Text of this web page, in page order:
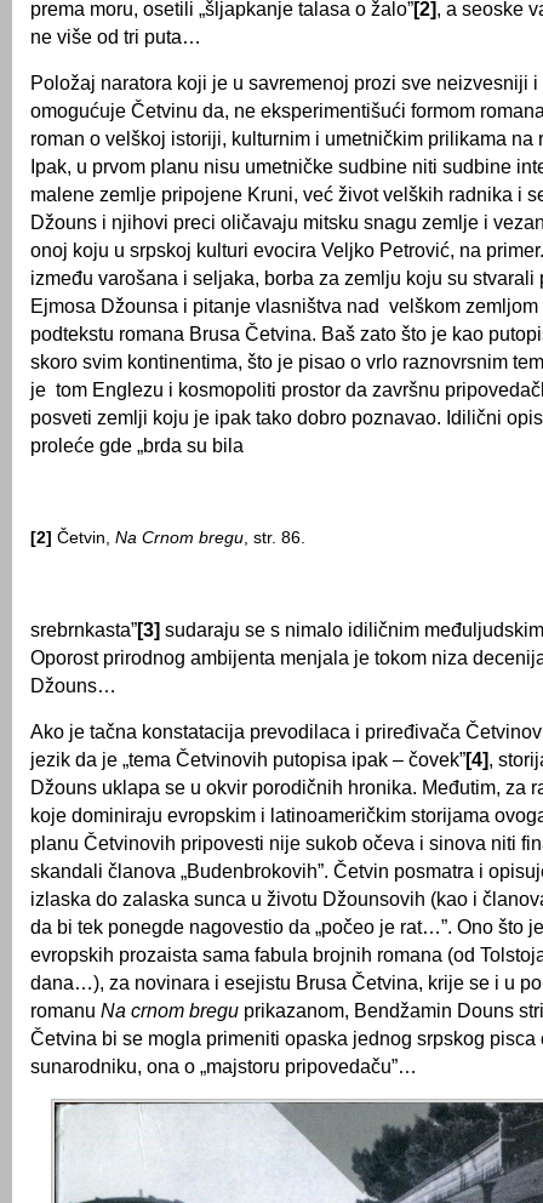
prema moru, osetili „šljapkanje talasa o žalo”[2], a seoske
ne više od tri puta…
Položaj naratora koji je u savremenoj prozi sve neizvesniji
omogućuje Četvinu da, ne eksperimentišući formom
roman o velškoj istoriji, kulturnim i umetničkim prilikama na
Ipak, u prvom planu nisu umetničke sudbine niti sudbine
malene zemlje pripojene Kruni, već život velških radnika i
Džouns i njihovi preci oličavaju mitsku snagu zemlje i
onoj koju u srpskoj kulturi evocira Veljko Petrović, na
između varošana i seljaka, borba za zemlju koju su stvarali
Ejmosa Džounsa i pitanje vlasništva nad velškom zemljom
podtekstu romana Brusa Četvina. Baš zato što je kao
skoro svim kontinentima, što je pisao o vrlo raznovrsnim
je tom Englezu i kosmopoliti prostor da završnu
posveti zemlji koju je ipak tako dobro poznavao. Idilični
proleće gde „brda su bila
[2] Četvin, Na Crnom bregu, str. 86.
srebrnkasta”[3] sudaraju se s nimalo idiličnim
Oporost prirodnog ambijenta menjala je tokom niza
Džouns…
Ako je tačna konstatacija prevodilaca i priređivača
jezik da je „tema Četvinovih putopisa ipak – čovek”[4],
Džouns uklapa se u okvir porodičnih hronika. Međutim, za
koje dominiraju evropskim i latinoameričkim storijama
planu Četvinovih pripovesti nije sukob očeva i sinova niti
skandali članova „Budenbrokovih”. Četvin posmatra i
izlaska do zalaska sunca u životu Džounsovih (kao i
da bi tek ponegde nagovestio da „počeo je rat…”. Ono što
evropskih prozaista sama fabula brojnih romana (od
dana…), za novinara i esejistu Brusa Četvina, krije se i u
romanu Na crnom bregu prikazanom, Bendžamin Douns
Četvina bi se mogla primeniti opaska jednog srpskog pisca
sunarodniku, ona o „majstoru pripovedaču”…